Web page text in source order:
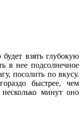
взять глубокую
в нее подсолнечное
посолить по вкусу.
быстрее, чем
минут оно